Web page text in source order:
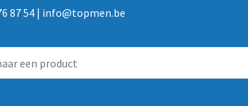
87 54 | info@topmen.be